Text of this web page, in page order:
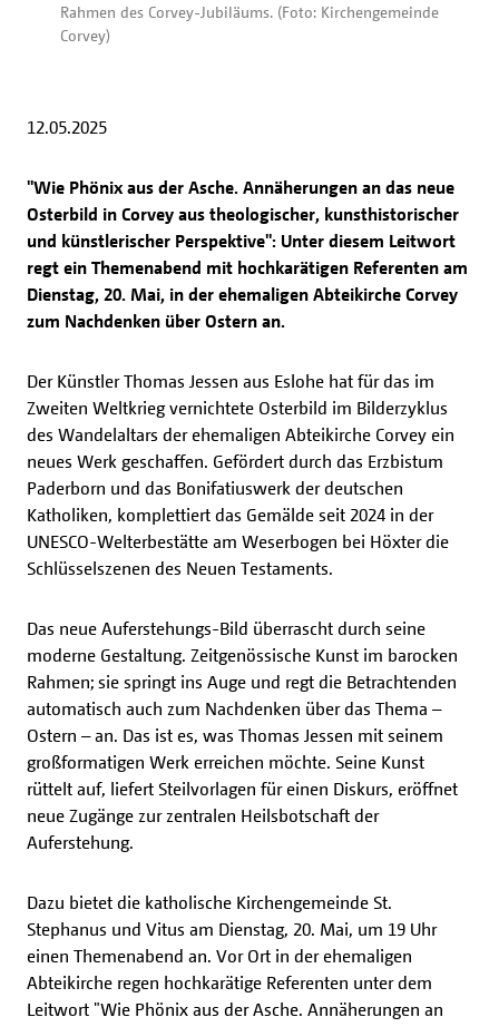
Rahmen des Corvey-Jubiläums. (Foto: Kirchengemeinde
Corvey)
12.05.2025
"Wie Phönix aus der Asche. Annäherungen an das neue
Osterbild in Corvey aus theologischer, kunsthistorischer
und künstlerischer Perspektive": Unter diesem Leitwort
regt ein Themenabend mit hochkarätigen Referenten am
Dienstag, 20. Mai, in der ehemaligen Abteikirche Corvey
zum Nachdenken über Ostern an.
Der Künstler Thomas Jessen aus Eslohe hat für das im
Zweiten Weltkrieg vernichtete Osterbild im Bilderzyklus
des Wandelaltars der ehemaligen Abteikirche Corvey ein
neues Werk geschaffen. Gefördert durch das Erzbistum
Paderborn und das Bonifatiuswerk der deutschen
Katholiken, komplettiert das Gemälde seit 2024 in der
UNESCO-Welterbestätte am Weserbogen bei Höxter die
Schlüsselszenen des Neuen Testaments.
Das neue Auferstehungs-Bild überrascht durch seine
moderne Gestaltung. Zeitgenössische Kunst im barocken
Rahmen; sie springt ins Auge und regt die Betrachtenden
automatisch auch zum Nachdenken über das Thema –
Ostern – an. Das ist es, was Thomas Jessen mit seinem
großformatigen Werk erreichen möchte. Seine Kunst
rüttelt auf, liefert Steilvorlagen für einen Diskurs, eröffnet
neue Zugänge zur zentralen Heilsbotschaft der
Auferstehung.
Dazu bietet die katholische Kirchengemeinde St.
Stephanus und Vitus am Dienstag, 20. Mai, um 19 Uhr
einen Themenabend an. Vor Ort in der ehemaligen
Abteikirche regen hochkarätige Referenten unter dem
Leitwort "Wie Phönix aus der Asche. Annäherungen an